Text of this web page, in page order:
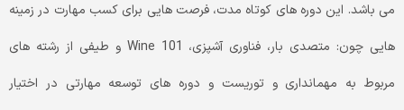
می باشد. این دوره های کوتاه مدت، فرصت هایی برای کسب مهارت در زمینه
هایی چون: متصدی بار، فناوری آشپزی، Wine 101 و طیفی از رشته های
مربوط به مهمانداری و توریست و دوره های توسعه مهارتی در اختیار